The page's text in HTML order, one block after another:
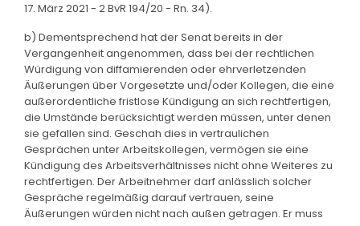
17. März 2021 - 2 BvR 194/20 - Rn. 34).
b) Dementsprechend hat der Senat bereits in der
Vergangenheit angenommen, dass bei der rechtlichen
Würdigung von diffamierenden oder ehrverletzenden
Äußerungen über Vorgesetzte und/oder Kollegen, die eine
außerordentliche fristlose Kündigung an sich rechtfertigen,
die Umstände berücksichtigt werden müssen, unter denen
sie gefallen sind. Geschah dies in vertraulichen
Gesprächen unter Arbeitskollegen, vermögen sie eine
Kündigung des Arbeitsverhältnisses nicht ohne Weiteres zu
rechtfertigen. Der Arbeitnehmer darf anlässlich solcher
Gespräche regelmäßig darauf vertrauen, seine
Äußerungen würden nicht nach außen getragen. Er muss